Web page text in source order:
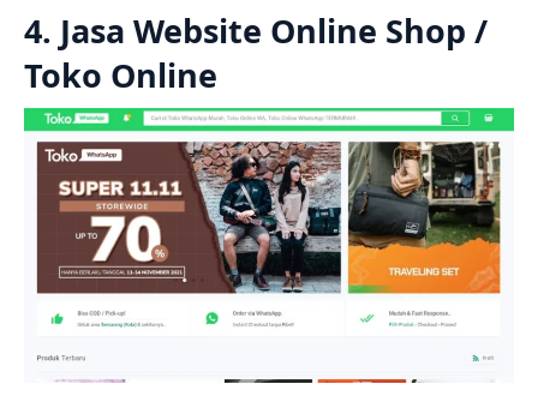
4. Jasa Website Online Shop /
Toko Online